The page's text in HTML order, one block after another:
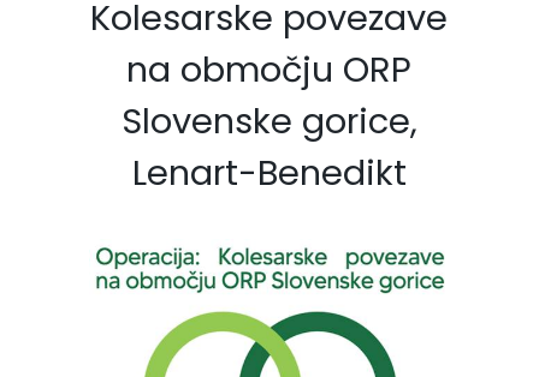
Kolesarske povezave
na območju ORP
Slovenske gorice,
Lenart-Benedikt